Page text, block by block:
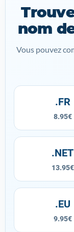
nom
Vous pouvez
.FR
8.95€
.NET
13.95€
.EU
9.95€